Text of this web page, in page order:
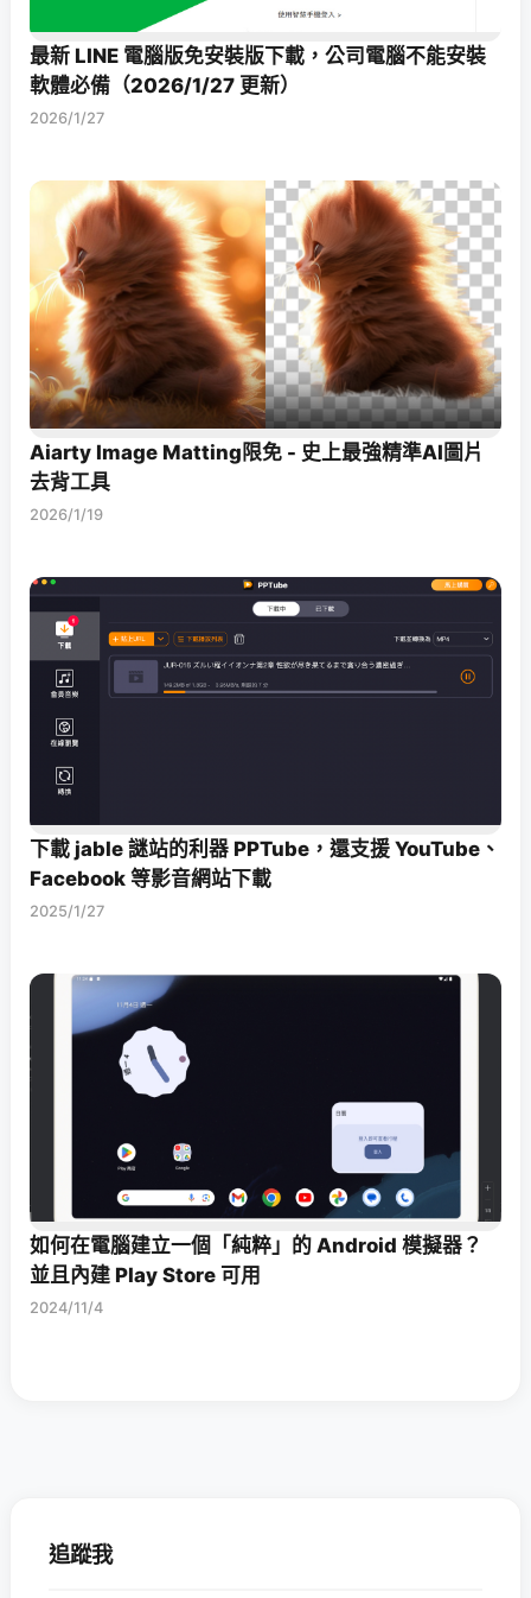
最新 LINE 電腦版免安裝版下載，公司電腦不能安裝
軟體必備（2026/1/27 更新）
2026/1/27
Aiarty Image Matting限免 - 史上最強精準AI圖片
去背工具
2026/1/19
下載 jable 謎站的利器 PPTube，還支援 YouTube、
Facebook 等影音網站下載
2025/1/27
如何在電腦建立一個「純粹」的 Android 模擬器？
並且內建 Play Store 可用
2024/11/4
追蹤我